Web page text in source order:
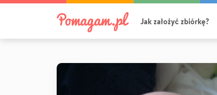
Jak założyć zbiórkę?